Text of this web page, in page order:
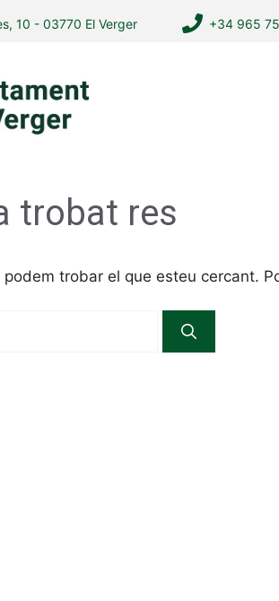
10 - 03770 El Verger +34 965
trobat res
podem trobar el que esteu cercant.